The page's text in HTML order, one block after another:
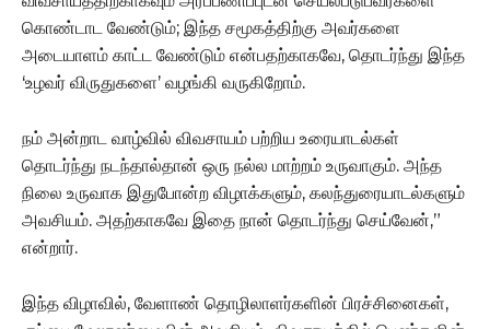
கொண்டாட வேண்டும்; இந்த சமூகத்திற்கு அவர்களை
அடையாளம் காட்ட வேண்டும் என்பதற்காகவே, தொடர்ந்து இந்த
‘உழவர் விருதுகளை’ வழங்கி வருகிறோம்.
நம் அன்றாட வாழ்வில் விவசாயம் பற்றிய உரையாடல்கள்
தொடர்ந்து நடந்தால்தான் ஒரு நல்ல மாற்றம் உருவாகும். அந்த
நிலை உருவாக இதுபோன்ற விழாக்களும், கலந்துரையாடல்களும்
அவசியம். அதற்காகவே இதை நான் தொடர்ந்து செய்வேன்,”
என்றார்.
இந்த விழாவில், வேளாண் தொழிலாளர்களின் பிரச்சினைகள்,